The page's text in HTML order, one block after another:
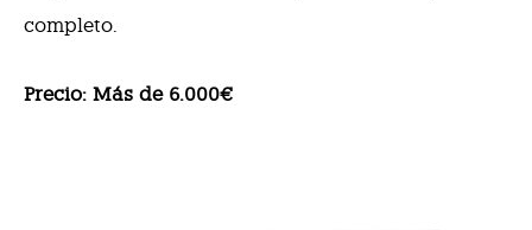
completo.
Precio: Más de 6.000€